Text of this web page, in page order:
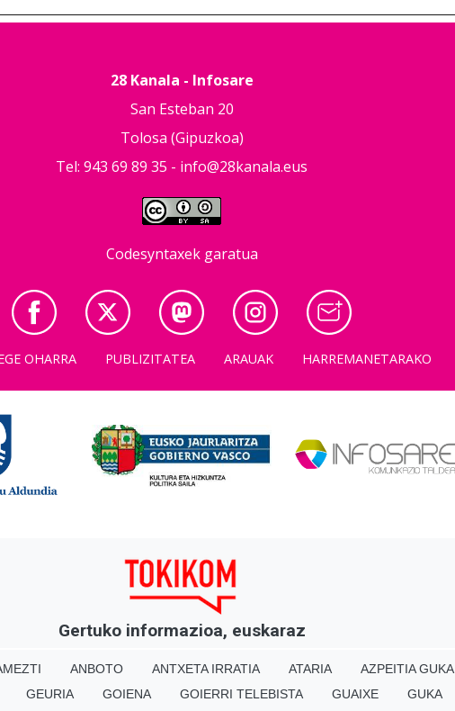
28 Kanala - Infosare
San Esteban 20
Tolosa (Gipuzkoa)
Tel: 943 69 89 35 - info@28kanala.eus
Codesyntaxek garatua
OHARRA PUBLIZITATEA ARAUAK HARREMANETARAKO
Gertuko informazioa, euskaraz
ANBOTO ANTXETA IRRATIA ATARIA AZPEITIA GUKA
GEURIA GOIENA GOIERRI TELEBISTA GUAIXE GUKA